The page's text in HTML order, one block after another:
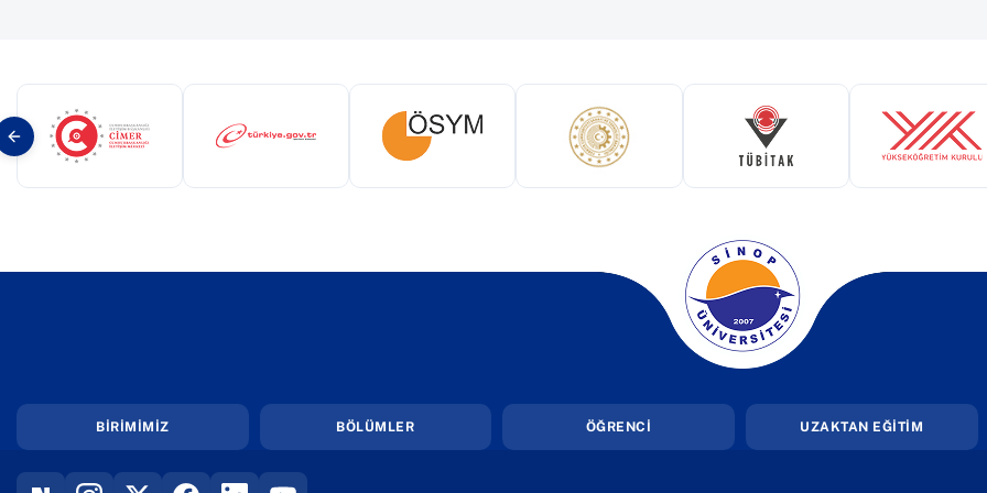
(yeni sekmede açılır) (yeni sekmede açılır)(yeni sekmede açılır)(yeni sekmede açılır)(yeni sekmede açılır)(yeni
(yeni sekmede açılır)
BİRİMİMİZ BÖLÜMLER ÖĞRENCİ UZAKTAN EĞİTİM